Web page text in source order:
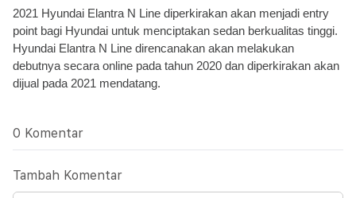
2021 Hyundai Elantra N Line diperkirakan akan menjadi entry
point bagi Hyundai untuk menciptakan sedan berkualitas tinggi.
Hyundai Elantra N Line direncanakan akan melakukan
debutnya secara online pada tahun 2020 dan diperkirakan akan
dijual pada 2021 mendatang.
0 Komentar
Tambah Komentar